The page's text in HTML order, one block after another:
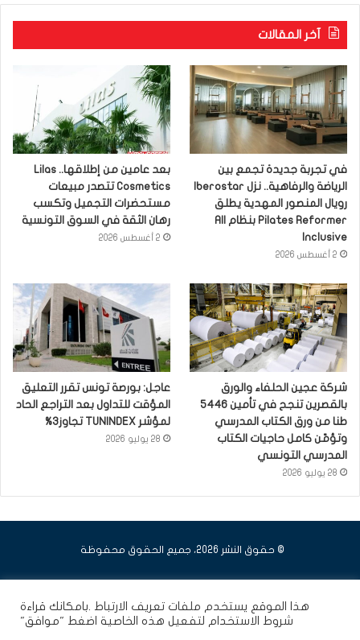
آخر المقالات
في تجربة جديدة تجمع بين
رويال المنصور المهدية يطلق
Pilates Reformer بنظام All
Inclusive
2 أغسطس 2026
بعد عامين من إطلاقها.. Lilas
Cosmetics تتصدر مبيعات
مستحضرات التجميل وتكسب
رهان الثقة في السوق التونسية
2 أغسطس 2026
شركة عجين الحلفاء والورق
بالقصرين تنجح في تأمين 5446
طنا من ورق الكتاب المدرسي
وتؤمّن كامل حاجيات الكتاب
المدرسي التونسي
28 يوليو 2026
عاجل: بورصة تونس تقرر التعليق
المؤقت للتداول بعد التراجع الحاد
لمؤشر TUNINDEX تجاوز3%
28 يوليو 2026
© حقوق النشر 2026، جميع الحقوق محفوظة
هذا الموقع يستخدم ملفات تعريف الارتباط .بامكانك قراءة
شروط الاستخدام لتفعيل هذه الخاصية اضغط "موافق"